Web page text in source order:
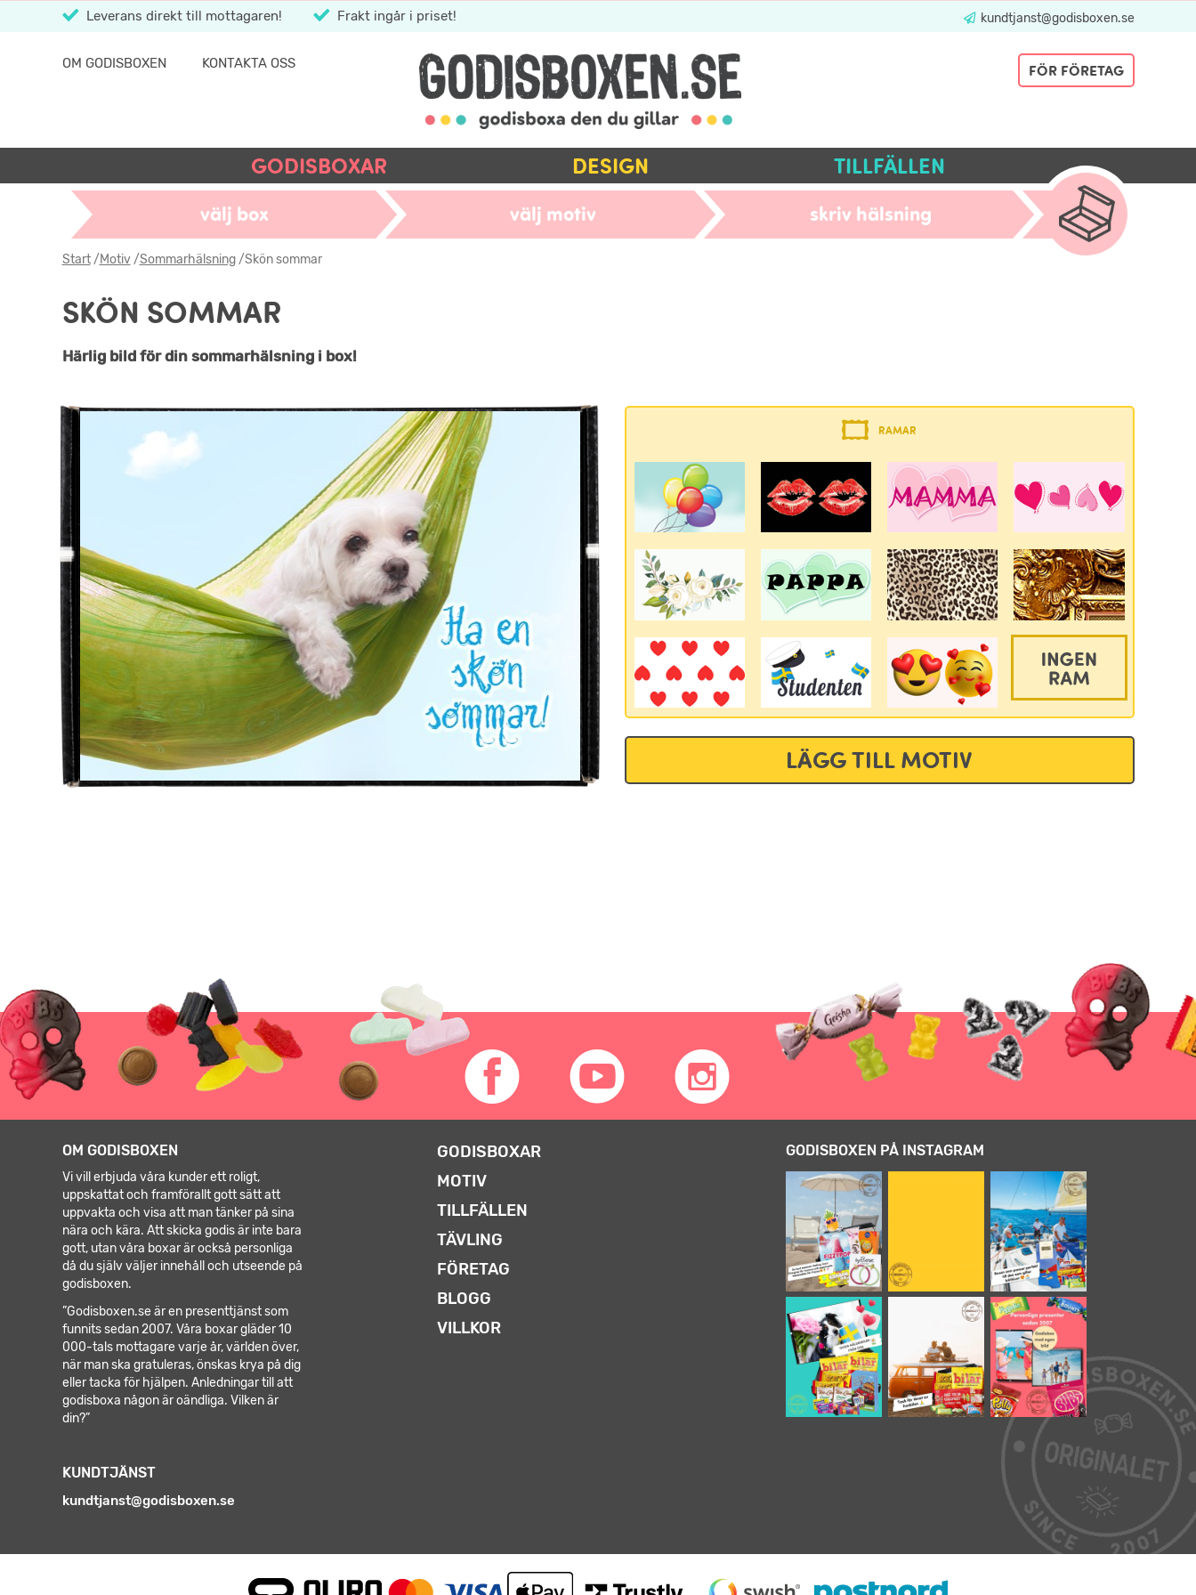
Leverans direkt till mottagaren! Frakt ingår i priset! kundtjanst@godisboxen.se
OM GODISBOXEN KONTAKTA OSS FÖR FÖRETAG
GODISBOXAR DESIGN TILLFÄLLEN
välj box välj motiv skriv hälsning
Start/Motiv/Sommarhälsning/Skön sommar
SKÖN SOMMAR
Härlig bild för din sommarhälsning i box!
RAMAR
LÄGG TILL MOTIV
GODISBOXEN PÅ INSTAGRAM
GODISBOXAR
MOTIV
TILLFÄLLEN
TÄVLING
FÖRETAG
BLOGG
VILLKOR
KUNDTJÄNST
kundtjanst@godisboxen.se
OM GODISBOXEN
Vi vill erbjuda våra kunder ett roligt,
uppskattat och framförallt gott sätt att
uppvakta och visa att man tänker på sina
nära och kära. Att skicka godis är inte bara
gott, utan våra boxar är också personliga
då du själv väljer innehåll och utseende på
godisboxen.
”Godisboxen.se är en presenttjänst som
funnits sedan 2007. Våra boxar gläder 10
000-tals mottagare varje år, världen över,
när man ska gratuleras, önskas krya på dig
eller tacka för hjälpen. Anledningar till att
godisboxa någon är oändliga. Vilken är
din?”